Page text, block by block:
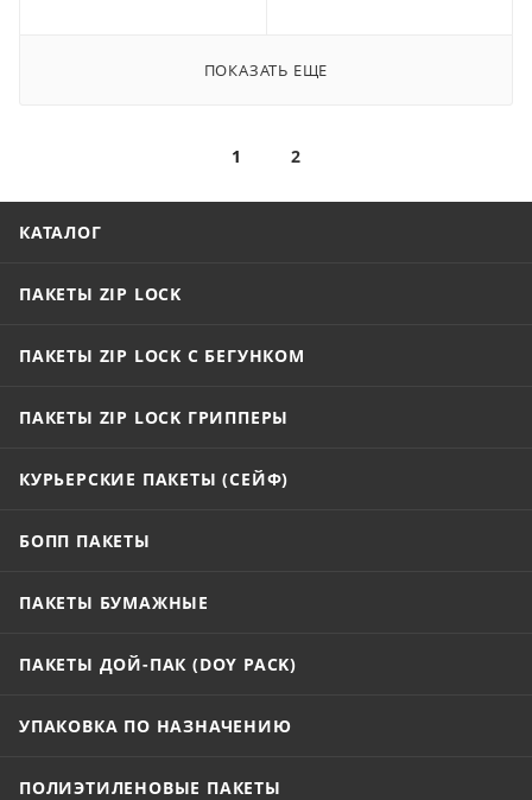
ПОКАЗАТЬ ЕЩЕ
1 2
КАТАЛОГ
ПАКЕТЫ ZIP LOCK
ПАКЕТЫ ZIP LOCK С БЕГУНКОМ
ПАКЕТЫ ZIP LOCK ГРИППЕРЫ
КУРЬЕРСКИЕ ПАКЕТЫ (СЕЙФ)
БОПП ПАКЕТЫ
ПАКЕТЫ БУМАЖНЫЕ
ПАКЕТЫ ДОЙ-ПАК (DOY PACK)
УПАКОВКА ПО НАЗНАЧЕНИЮ
ПОЛИЭТИЛЕНОВЫЕ ПАКЕТЫ